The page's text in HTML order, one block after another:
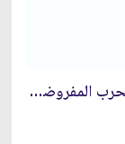
الموضوع: الاجابة على الزعيم الليبي حول الحرب المفروضة ووحدة البلدان الإسلامية